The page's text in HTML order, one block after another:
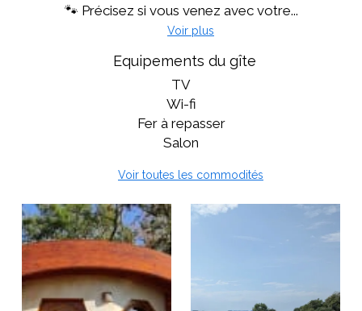
🐾 Précisez si vous venez avec votre...
Voir plus
Equipements du gîte
TV
Wi-fi
Fer à repasser
Salon
Voir toutes les commodités